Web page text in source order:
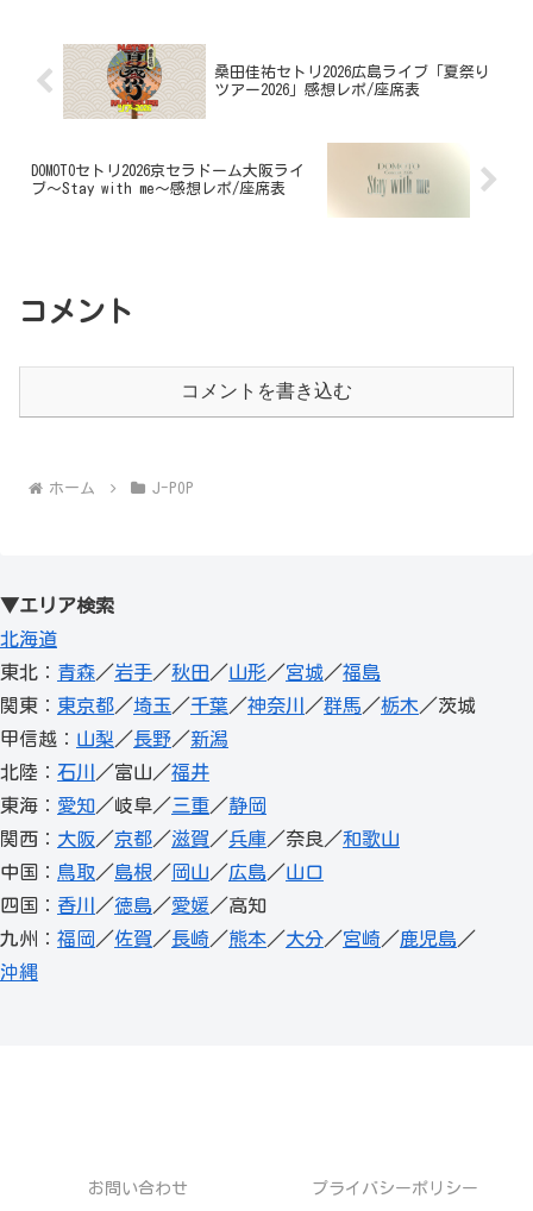
桑田佳祐セトリ2026広島ライブ「夏祭り
ツアー2026」感想レポ/座席表
DOMOTOセトリ2026京セラドーム大阪ライ
ブ〜Stay with me〜感想レポ/座席表
コメント
コメントを書き込む
ホーム J-POP
▼エリア検索
北海道
東北： 青森／岩手／秋田 ／山形／宮城 ／福島
関東： 東京都／埼玉 ／千葉 ／神奈川 ／群馬 ／栃木 ／茨城
甲信越： 山梨 ／長野／新潟
北陸： 石川 ／富山／福井
東海： 愛知／岐阜／三重／静岡
関西： 大阪／京都／滋賀 ／兵庫 ／奈良／和歌山
中国： 鳥取／島根 ／ 岡山 ／広島／山口
四国： 香川 ／徳島／愛媛 ／高知
九州： 福岡 ／佐賀 ／長崎 ／熊本／大分／宮崎 ／鹿児島／
沖縄
お問い合わせ プライバシーポリシー